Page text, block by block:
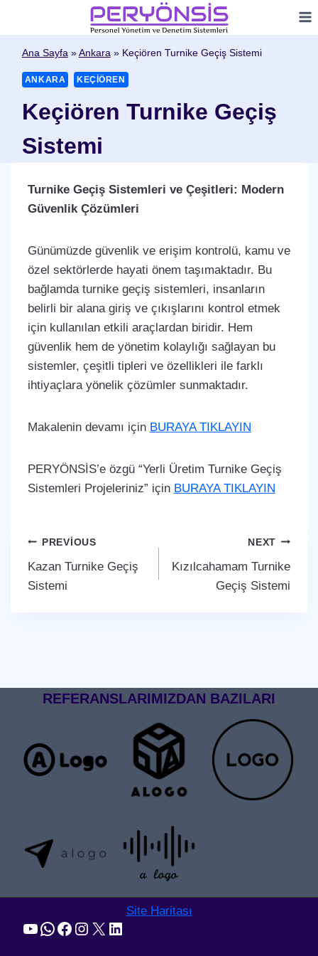
contentAna Sayfa»Ankara» Keçiören Turnike Geçiş Sistemi
ANKARA KEÇIÖREN
Keçiören Turnike Geçiş
Sistemi
Turnike Geçiş Sistemleri ve Çeşitleri: Modern
Güvenlik Çözümleri
Günümüzde güvenlik ve erişim kontrolü, kamu ve
özel sektörlerde hayati önem taşımaktadır. Bu
bağlamda turnike geçiş sistemleri, insanların
belirli bir alana giriş ve çıkışlarını kontrol etmek
için kullanılan etkili araçlardan biridir. Hem
güvenlik hem de yönetim kolaylığı sağlayan bu
sistemler, çeşitli tipleri ve özellikleri ile farklı
ihtiyaçlara yönelik çözümler sunmaktadır.
Makalenin devamı için BURAYA TIKLAYIN
PERYÖNSİS’e özgü “Yerli Üretim Turnike Geçiş
Sistemleri Projeleriniz” için BURAYA TIKLAYIN
Yazı
gezinmesi
PREVIOUS
Kazan Turnike Geçiş
Sistemi
NEXT
Kızılcahamam Turnike
Geçiş Sistemi
REFERANSLARIMIZDAN BAZILARI
Site Haritası
YouTube WhatsApp Facebook Instagram X LinkedIn